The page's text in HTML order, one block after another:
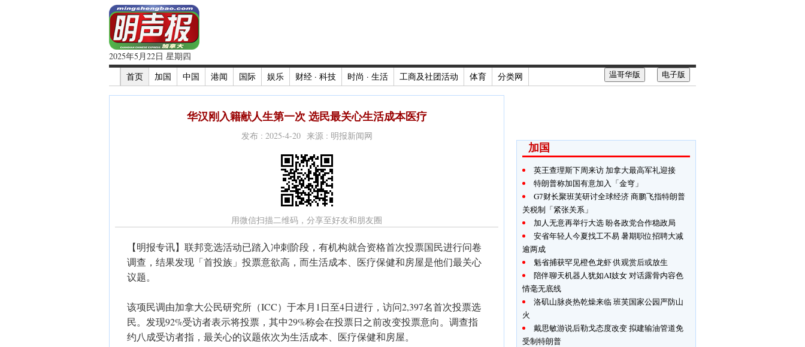
2025年5月22日 星期四
首页
加国 中国 港闻 国际 娱乐 财经 · 科技 时尚 · 生活 工商及社团活动 体育 分类网 电子版
温哥华版
华汉刚入籍献人生第一次 选民最关心生活成本医疗
发布 : 2025-4-20 来源 : 明报新闻网
用微信扫描二维码，分享至好友和朋友圈
【明报专讯】联邦竞选活动已踏入冲刺阶段，有机构就合资格首次投票国民进行问卷
调查，结果发现「首投族」投票意欲高，而生活成本、医疗保健和房屋是他们最关心
议题。
该项民调由加拿大公民研究所（ICC）于本月1日至4日进行，访问2,397名首次投票选
民。发现92%受访者表示将投票，其中29%称会在投票日之前改变投票意向。调查指
约八成受访者指，最关心的议题依次为生活成本、医疗保健和房屋。
加国
英王查理斯下周来访 加拿大最高军礼迎接
特朗普称加国有意加入「金穹」
G7财长聚班芙研讨全球经济 商鹏飞指特朗普
关税制「紧张关系」
加人无意再举行大选 盼各政党合作稳政局
安省年轻人今夏找工不易 暑期职位招聘大减
逾两成
魁省捕获罕见橙色龙虾 供观赏后或放生
陪伴聊天机器人犹如AI妓女 对话露骨内容色
情毫无底线
洛矶山脉炎热乾燥来临 班芙国家公园严防山
火
戴思敏游说后勒戈态度改变 拟建输油管道免
受制特朗普